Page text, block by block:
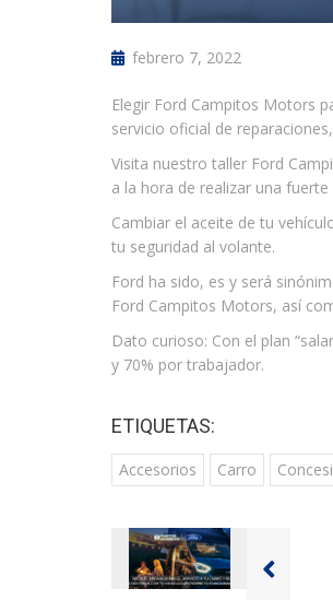
febrero 7, 2022
Elegir Ford Campitos Motors
servicio oficial de
Visita nuestro taller Ford
a la hora de realizar una
Cambiar el aceite de tu
tu seguridad al volante.
Ford ha sido, es y será
Ford Campitos Motors, así
Dato curioso: Con el plan
y 70% por trabajador.
ETIQUETAS:
Accesorios Carro